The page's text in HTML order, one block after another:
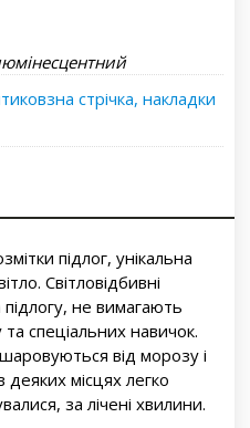
стрічка, накладки
підлог, унікальна
Світловідбивні
не вимагають
спеціальних навичок.
від морозу і
місцях легко
за лічені хвилини.